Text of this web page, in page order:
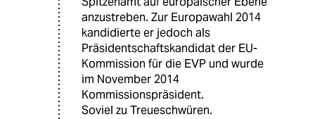
anzustreben. Zur Europawahl 2014
kandidierte er jedoch als
Präsidentschaftskandidat der EU-
Kommission für die EVP und wurde
im November 2014
Kommissionspräsident.
Soviel zu Treueschwüren.